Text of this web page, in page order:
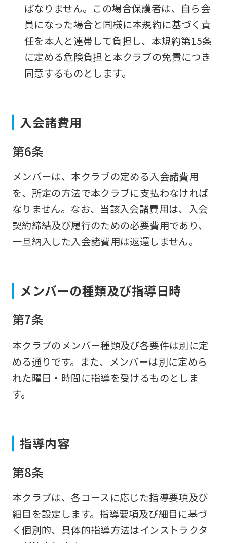
ばなりません。この場合保護者は、自ら会
員になった場合と同様に本規約に基づく責
任を本人と連帯して負担し、本規約第15条
に定める危険負担と本クラブの免責につき
同意するものとします。
入会諸費用
第6条
メンバーは、本クラブの定める入会諸費用
を、所定の方法で本クラブに支払わなければ
なりません。なお、当該入会諸費用は、入会
契約締結及び履行のための必要費用であり、
一旦納入した入会諸費用は返還しません。
メンバーの種類及び指導日時
第7条
本クラブのメンバー種類及び各要件は別に定
める通りです。また、メンバーは別に定めら
れた曜日・時間に指導を受けるものとしま
す。
指導内容
第8条
本クラブは、各コースに応じた指導要項及び
細目を設定します。指導要項及び細目に基づ
く個別的、具体的指導方法はインストラクタ